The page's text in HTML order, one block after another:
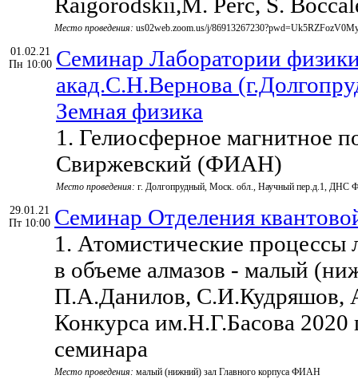
Место проведения: us02web.zoom.us/j/
01.02.21
Пн 10:00 Семинар Лаборатории
акад.С.Н.Вернова
Земная физика
1. Гелиосферное магнитное
Свиржевский (ФИАН)
Место проведения: г. Долгопрудный, Моск. обл., Научный пер.д.1,
29.01.21
Пт 10:00 Семинар Отделения
1. Атомистические процессы
в объеме алмазов - малый
П.А.Данилов, С.И.Кудряшов,
Конкурса им.Н.Г.Басова 2020
семинара
Место проведения: малый (нижний) зал Главного корпуса ФИАН